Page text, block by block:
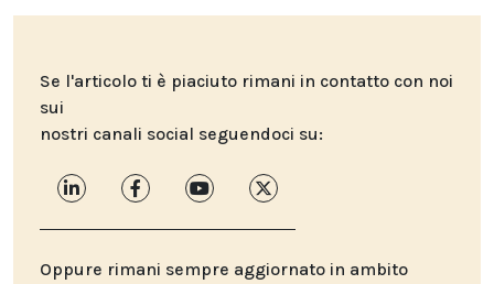
Se l'articolo ti è piaciuto rimani in contatto con noi
sui
nostri canali social seguendoci su:
Oppure rimani sempre aggiornato in ambito